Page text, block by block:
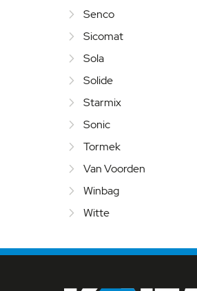
Senco
Sicomat
Sola
Solide
Starmix
Sonic
Tormek
Van Voorden
Winbag
Witte